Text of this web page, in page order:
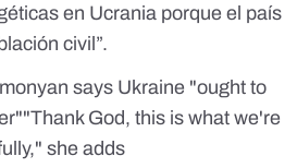
en Ucrania porque el país
civil”.
says Ukraine "ought to
God, this is what we're
she adds